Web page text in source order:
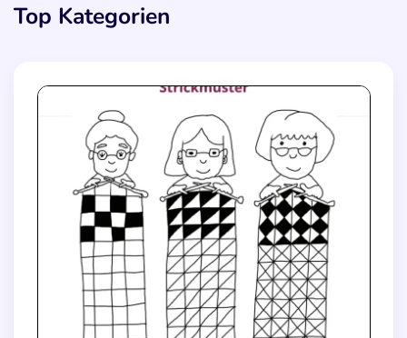
Top Kategorien